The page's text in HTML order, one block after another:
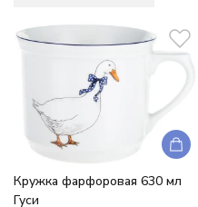
Кружка фарфоровая 630 мл
Гуси